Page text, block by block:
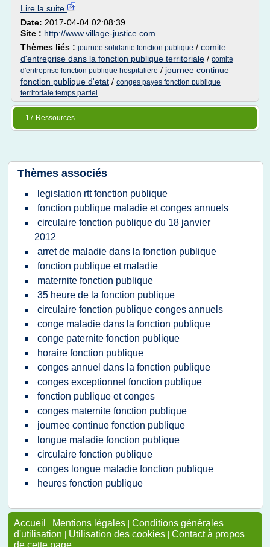
Lire la suite
Date: 2017-04-04 02:08:39
Site : http://www.village-justice.com
Thèmes liés : journee solidarite fonction publique / comite
d'entreprise dans la fonction publique territoriale / comite
d'entreprise fonction publique hospitaliere / journee continue
fonction publique d'etat / conges payes fonction publique
territoriale temps partiel
17 Ressources
Thèmes associés
legislation rtt fonction publique
fonction publique maladie et conges annuels
circulaire fonction publique du 18 janvier
2012
arret de maladie dans la fonction publique
fonction publique et maladie
maternite fonction publique
35 heure de la fonction publique
circulaire fonction publique conges annuels
conge maladie dans la fonction publique
conge paternite fonction publique
horaire fonction publique
conges annuel dans la fonction publique
conges exceptionnel fonction publique
fonction publique et conges
conges maternite fonction publique
journee continue fonction publique
longue maladie fonction publique
circulaire fonction publique
conges longue maladie fonction publique
heures fonction publique
Accueil | Mentions légales | Conditions générales
d'utilisation | Utilisation des cookies | Contact à propos
de cette page